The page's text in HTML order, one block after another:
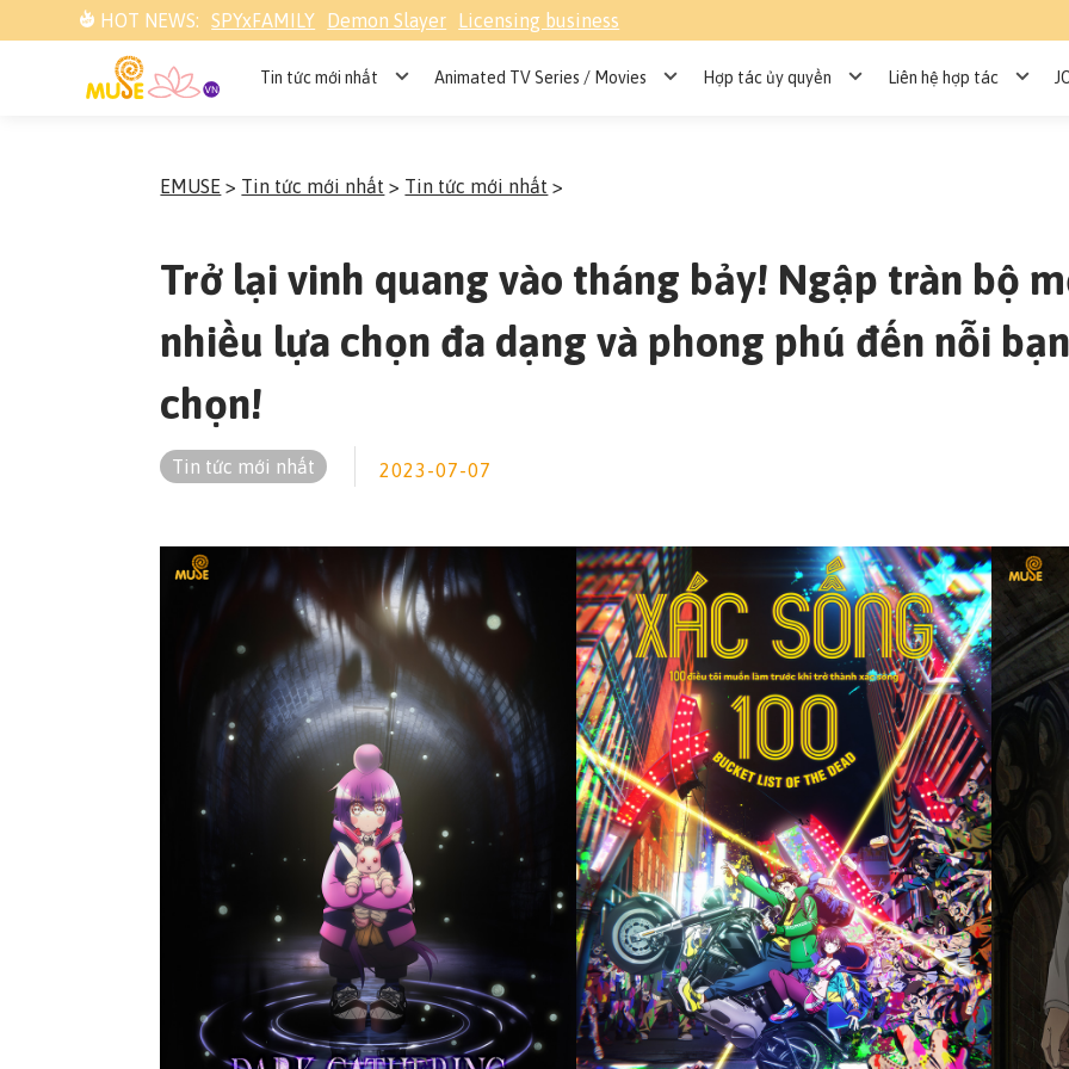
HOT NEWS: SPYxFAMILY Demon Slayer Licensing business
Tin tức mới nhất Animated TV Series / Movies Hợp tác ủy quyền Liên hệ hợp tác
EMUSE > Tin tức mới nhất > Tin tức mới nhất >
Trở lại vinh quang vào tháng bảy! Ngập tràn bộ
nhiều lựa chọn đa dạng và phong phú đến nỗi
chọn!
Tin tức mới nhất 2023-07-07